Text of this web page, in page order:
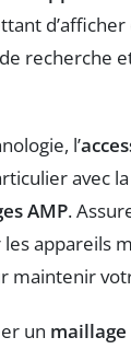
recherche
l’
avec
AMP.
appareils
maintenir
un